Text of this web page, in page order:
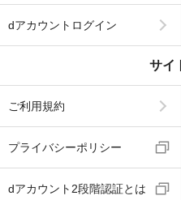
dアカウントログイン
サイ
ご利用規約
プライバシーポリシー
dアカウント2段階認証とは